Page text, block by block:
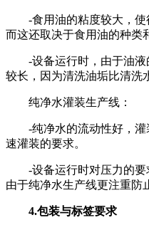
-食用油的粘度较大，使得
而这还取决于食用油的种类
-设备运行时，由于油液的
较长，因为清洗油垢比清洗
纯净水灌装生产线：
-纯净水的流动性好，灌装
速灌装的要求。
-设备运行时对压力的要求
由于纯净水生产线更注重防
4.包装与标签要求